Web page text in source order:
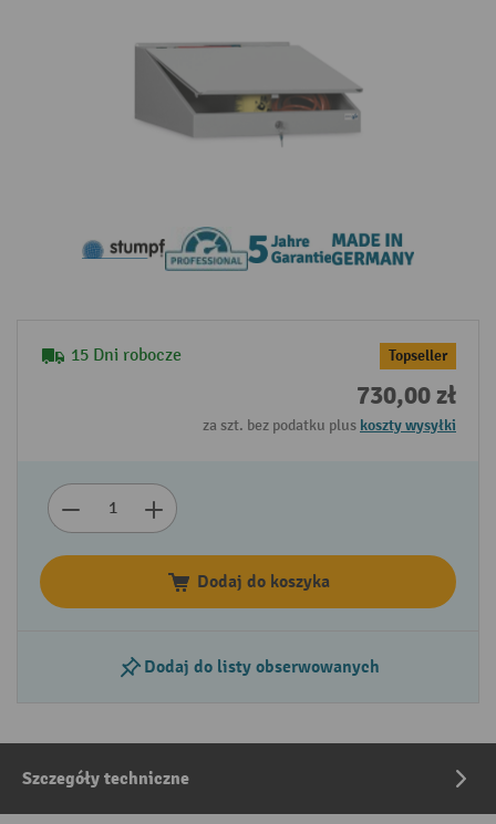
15 Dni robocze Topseller
730,00 zł
za szt. bez podatku plus koszty wysyłki
Dodaj do koszyka
Dodaj do listy obserwowanych
Szczegóły techniczne